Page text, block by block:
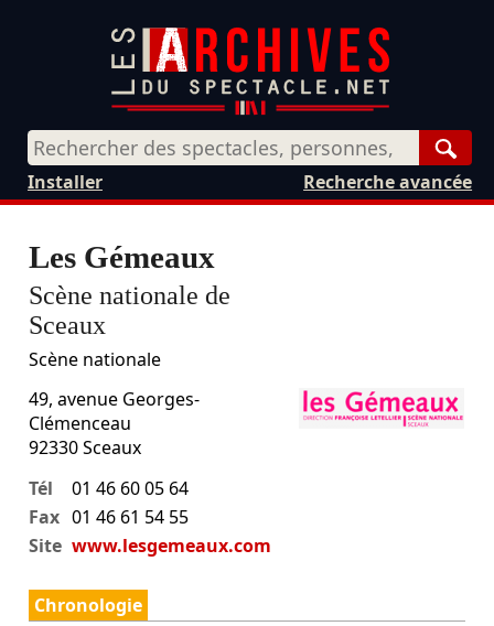
Recherche avancée
Installer
Les Gémeaux
Scène nationale de
Sceaux
Scène nationale
49, avenue Georges-
Clémenceau
92330 Sceaux
Tél
01 46 60 05 64
Fax 01 46 61 54 55
Site www.lesgemeaux.com
Chronologie